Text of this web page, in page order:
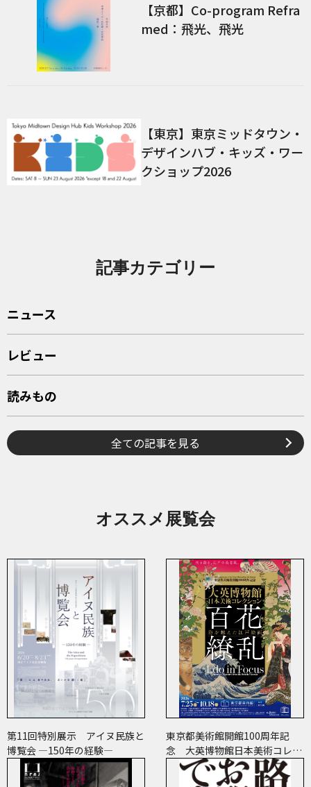
【京都】Co-program Refra
med：飛光、飛光
【東京】東京ミッドタウン・
デザインハブ・キッズ・ワー
クショップ2026
記事カテゴリー
ニュース
レビュー
読みもの
全ての記事を見る
オススメ展覧会
第11回特別展示 アイヌ民族と
博覧会 ―150年の経験―
東京都美術館開館100周年記
念 大英博物館日本美術コレク
ション 百花繚乱～海を越えた
江戸絵画